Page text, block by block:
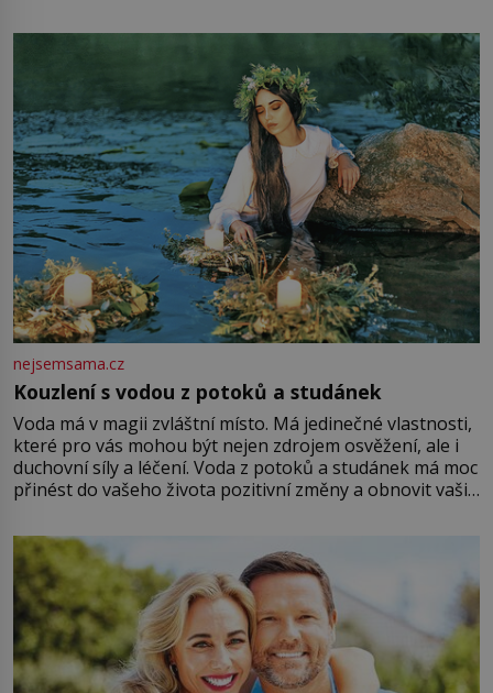
milostpaní. Stačí jenom na sukni,“ zhodnotí švadlena
množství růžového mušelínu. „Ošidili vás, podívejte.“
Vezme do ruky dřevěnou
nejsemsama.cz
Kouzlení s vodou z potoků a studánek
Voda má v magii zvláštní místo. Má jedinečné vlastnosti,
které pro vás mohou být nejen zdrojem osvěžení, ale i
duchovní síly a léčení. Voda z potoků a studánek má moc
přinést do vašeho života pozitivní změny a obnovit vaši
můžete obohatit své rituály a přinést do svého života
větší harmonii a klid. Je důležité